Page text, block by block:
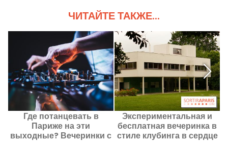
ЧИТАЙТЕ ТАКЖЕ...
Где потанцевать в
Париже на эти
выходные? Вечеринки с
Экспериментальная и
бесплатная вечеринка в
стиле клубинга в сердце